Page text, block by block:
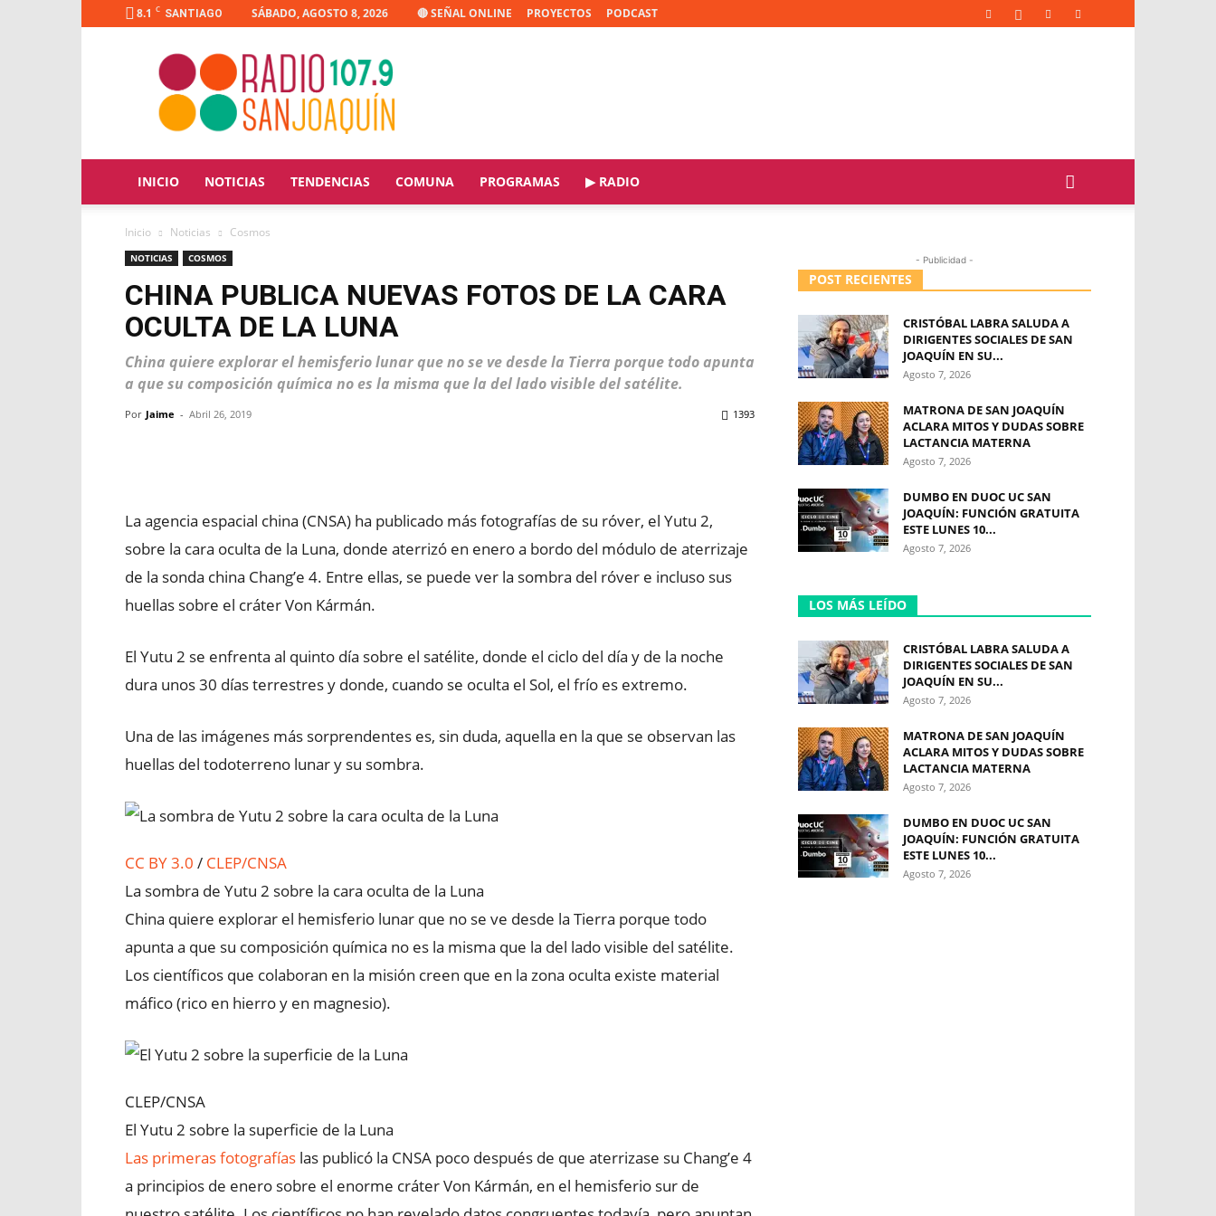
8.1 C SANTIAGO SÁBADO, AGOSTO 8, 2026 🔴 SEÑAL ONLINE PROYECTOS PODCAST
Radio
Joaquín
INICIO NOTICIAS TENDENCIAS COMUNA PROGRAMAS ▶ RADIO
Inicio Noticias Cosmos
NOTICIAS COSMOS
CHINA PUBLICA NUEVAS FOTOS DE LA CARA
OCULTA DE LA LUNA
China quiere explorar el hemisferio lunar que no se ve desde la Tierra porque todo apunta
a que su composición química no es la misma que la del lado visible del satélite.
Por Jaime - Abril 26, 2019 1393
La agencia espacial china (CNSA) ha publicado más fotografías de su róver, el Yutu 2,
sobre la cara oculta de la Luna, donde aterrizó en enero a bordo del módulo de aterrizaje
de la sonda china Chang’e 4. Entre ellas, se puede ver la sombra del róver e incluso sus
huellas sobre el cráter Von Kármán.
El Yutu 2 se enfrenta al quinto día sobre el satélite, donde el ciclo del día y de la noche
dura unos 30 días terrestres y donde, cuando se oculta el Sol, el frío es extremo.
Una de las imágenes más sorprendentes es, sin duda, aquella en la que se observan las
huellas del todoterreno lunar y su sombra.
CC BY 3.0 / CLEP/CNSA
La sombra de Yutu 2 sobre la cara oculta de la Luna
China quiere explorar el hemisferio lunar que no se ve desde la Tierra porque todo
apunta a que su composición química no es la misma que la del lado visible del satélite.
Los científicos que colaboran en la misión creen que en la zona oculta existe material
máfico (rico en hierro y en magnesio).
CLEP/CNSA
El Yutu 2 sobre la superficie de la Luna
Las primeras fotografías las publicó la CNSA poco después de que aterrizase su Chang’e 4
a principios de enero sobre el enorme cráter Von Kármán, en el hemisferio sur de
- Publicidad -
POST RECIENTES
CRISTÓBAL LABRA SALUDA A
DIRIGENTES SOCIALES DE SAN
JOAQUÍN EN SU...
Agosto 7, 2026
MATRONA DE SAN JOAQUÍN
ACLARA MITOS Y DUDAS SOBRE
LACTANCIA MATERNA
Agosto 7, 2026
DUMBO EN DUOC UC SAN
JOAQUÍN: FUNCIÓN GRATUITA
ESTE LUNES 10...
Agosto 7, 2026
LOS MÁS LEÍDO
CRISTÓBAL LABRA SALUDA A
DIRIGENTES SOCIALES DE SAN
JOAQUÍN EN SU...
Agosto 7, 2026
MATRONA DE SAN JOAQUÍN
ACLARA MITOS Y DUDAS SOBRE
LACTANCIA MATERNA
Agosto 7, 2026
DUMBO EN DUOC UC SAN
JOAQUÍN: FUNCIÓN GRATUITA
ESTE LUNES 10...
Agosto 7, 2026